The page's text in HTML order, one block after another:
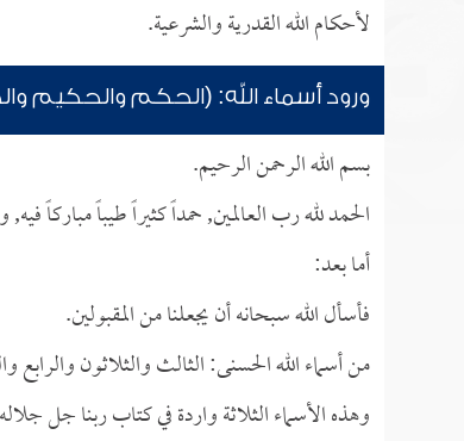
لأحكام الله القدرية والشرعية.
ورود أسماء الله: (الحكم والحكيم
بسم الله الرحمن الرحيم.
الحمد لله رب العالمين, حمداً كثيراً طيباً مباركاً
أما بعد:
فأسأل الله سبحانه أن يجعلنا من المقبولين.
من أسماء الله الحسنى: الثالث والثلاثون
وهذه الأسماء الثلاثة واردة في كتاب ربنا جل